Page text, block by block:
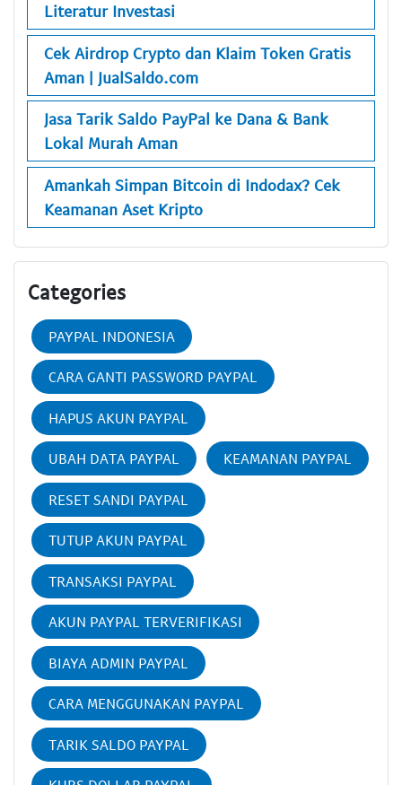
Literatur Investasi
Cek Airdrop Crypto dan Klaim Token Gratis
Aman | JualSaldo.com
Jasa Tarik Saldo PayPal ke Dana & Bank
Lokal Murah Aman
Amankah Simpan Bitcoin di Indodax? Cek
Keamanan Aset Kripto
Categories
PAYPAL INDONESIA
CARA GANTI PASSWORD PAYPAL
HAPUS AKUN PAYPAL
UBAH DATA PAYPAL KEAMANAN PAYPAL
RESET SANDI PAYPAL
TUTUP AKUN PAYPAL
TRANSAKSI PAYPAL
AKUN PAYPAL TERVERIFIKASI
BIAYA ADMIN PAYPAL
CARA MENGGUNAKAN PAYPAL
TARIK SALDO PAYPAL